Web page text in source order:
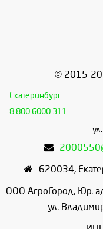
© 2015-
Екатеринбург
8 800 6000 311
620034,
ООО АгроГород, Юр.
ул.